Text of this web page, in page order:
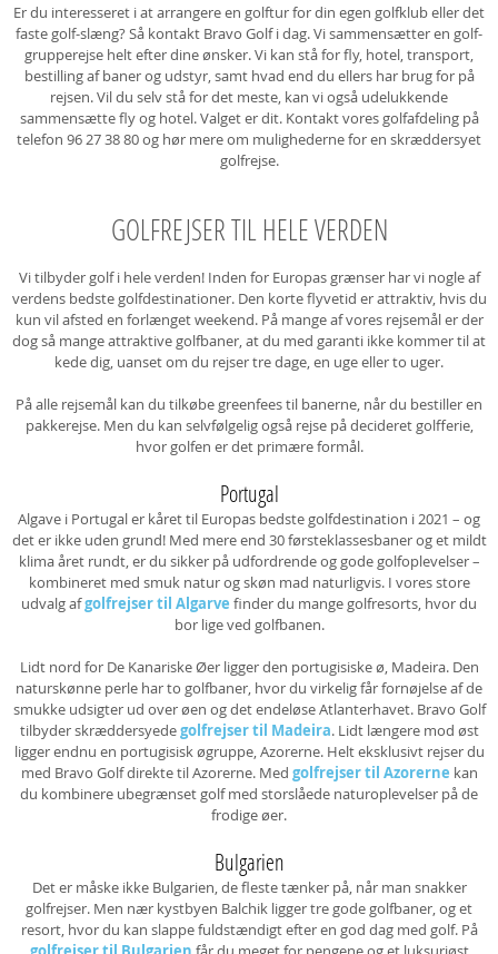
Er du interesseret i at arrangere en golftur for din egen golfklub eller det
faste golf-slæng? Så kontakt Bravo Golf i dag. Vi sammensætter en golf-
grupperejse helt efter dine ønsker. Vi kan stå for fly, hotel, transport,
bestilling af baner og udstyr, samt hvad end du ellers har brug for på
rejsen. Vil du selv stå for det meste, kan vi også udelukkende
sammensætte fly og hotel. Valget er dit. Kontakt vores golfafdeling på
telefon 96 27 38 80 og hør mere om mulighederne for en skræddersyet
golfrejse.
GOLFREJSER TIL HELE VERDEN
Vi tilbyder golf i hele verden! Inden for Europas grænser har vi nogle af
verdens bedste golfdestinationer. Den korte flyvetid er attraktiv, hvis du
kun vil afsted en forlænget weekend. På mange af vores rejsemål er der
dog så mange attraktive golfbaner, at du med garanti ikke kommer til at
kede dig, uanset om du rejser tre dage, en uge eller to uger.
På alle rejsemål kan du tilkøbe greenfees til banerne, når du bestiller en
pakkerejse. Men du kan selvfølgelig også rejse på decideret golfferie,
hvor golfen er det primære formål.
Portugal
Algave i Portugal er kåret til Europas bedste golfdestination i 2021 – og
det er ikke uden grund! Med mere end 30 førsteklassesbaner og et mildt
klima året rundt, er du sikker på udfordrende og gode golfoplevelser –
kombineret med smuk natur og skøn mad naturligvis. I vores store
udvalg afgolfrejser til Algarve finder du mange golfresorts, hvor du
bor lige ved golfbanen.
Lidt nord for De Kanariske Øer ligger den portugisiske ø, Madeira. Den
naturskønne perle har to golfbaner, hvor du virkelig får fornøjelse af de
smukke udsigter ud over øen og det endeløse Atlanterhavet. Bravo Golf
tilbyder skræddersyedegolfrejser til Madeira. Lidt længere mod øst
ligger endnu en portugisisk øgruppe, Azorerne. Helt eksklusivt rejser du
med Bravo Golf direkte til Azorerne. Med golfrejser til Azorerne kan
du kombinere ubegrænset golf med storslåede naturoplevelser på de
frodige øer.
Bulgarien
Det er måske ikke Bulgarien, de fleste tænker på, når man snakker
golfrejser. Men nær kystbyen Balchik ligger tre gode golfbaner, og et
resort, hvor du kan slappe fuldstændigt efter en god dag med golf. På